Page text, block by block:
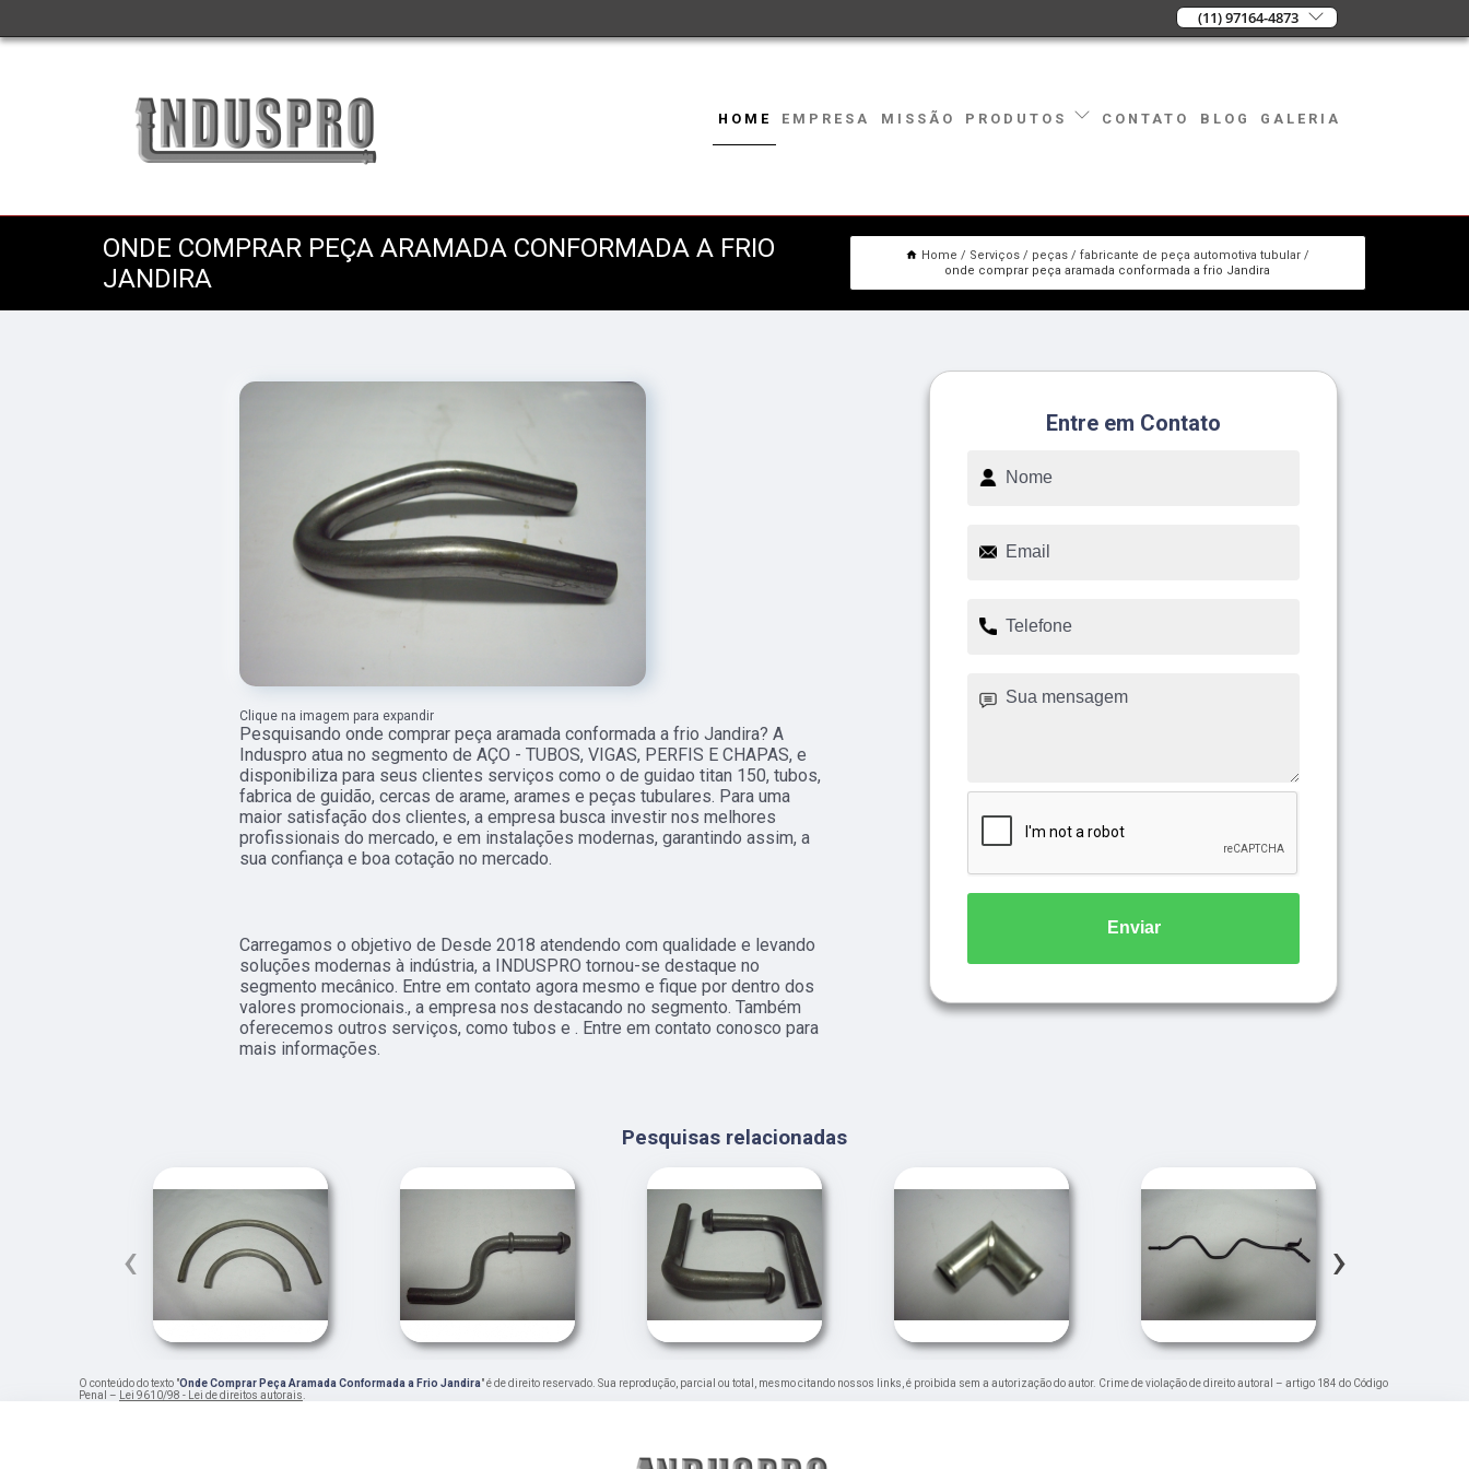
(11) 97164-4873
HOME EMPRESA MISSÃO PRODUTOS CONTATO BLOG GALERIA
ONDE COMPRAR PEÇA ARAMADA CONFORMADA A FRIO
JANDIRA
Home Serviços peças
fabricante de peça automotiva tubular
onde comprar peça aramada conformada a frio Jandira
Clique na imagem para expandir
Pesquisando onde comprar peça aramada conformada a frio Jandira? A
Induspro atua no segmento de AÇO - TUBOS, VIGAS, PERFIS E CHAPAS, e
disponibiliza para seus clientes serviços como o de guidao titan 150, tubos,
fabrica de guidão, cercas de arame, arames e peças tubulares. Para uma
maior satisfação dos clientes, a empresa busca investir nos melhores
profissionais do mercado, e em instalações modernas, garantindo assim, a
sua confiança e boa cotação no mercado.
Carregamos o objetivo de Desde 2018 atendendo com qualidade e levando
soluções modernas à indústria, a INDUSPRO tornou-se destaque no
segmento mecânico. Entre em contato agora mesmo e fique por dentro dos
valores promocionais., a empresa nos destacando no segmento. Também
oferecemos outros serviços, como tubos e . Entre em contato conosco para
mais informações.
Entre em Contato
Enviar
Pesquisas relacionadas
‹ ›
O conteúdo do texto "Onde Comprar Peça Aramada Conformada a Frio Jandira" é de direito reservado. Sua reprodução, parcial ou total, mesmo citando nossos links, é proibida sem a autorização do autor. Crime de violação de direito autoral – artigo 184 do Código
Penal – Lei 9610/98 - Lei de direitos autorais.